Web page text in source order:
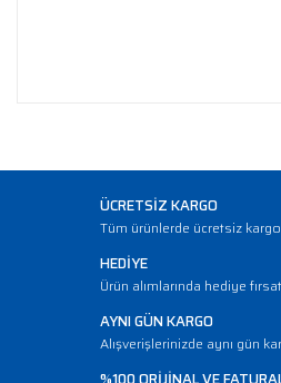
ÜCRETSİZ KARGO
Tüm ürünlerde ücretsiz
HEDİYE
Ürün alımlarında hediye
AYNI GÜN KARGO
Alışverişlerinizde aynı gün